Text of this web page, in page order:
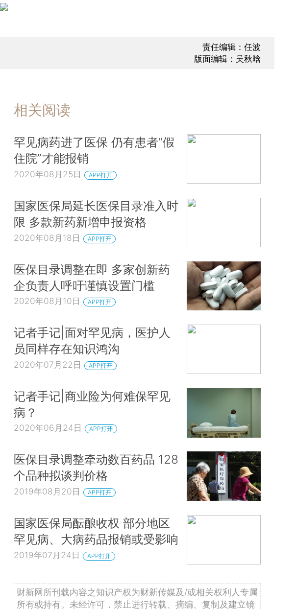
责任编辑：任波
版面编辑：吴秋晗
相关阅读
罕见病药进了医保 仍有患者“假
住院”才能报销
2020年08月25日 APP打开
国家医保局延长医保目录准入时
限 多款新药新增申报资格
2020年08月18日 APP打开
医保目录调整在即 多家创新药
企负责人呼吁谨慎设置门槛
2020年08月10日 APP打开
记者手记|面对罕见病，医护人
员同样存在知识鸿沟
2020年07月22日 APP打开
记者手记|商业险为何难保罕见
病？
2020年06月24日 APP打开
医保目录调整牵动数百药品 128
个品种拟谈判价格
2019年08月20日 APP打开
国家医保局酝酿收权 部分地区
罕见病、大病药品报销或受影响
2019年07月24日 APP打开
财新网所刊载内容之知识产权为财新传媒及/或相关权利人专属
所有或持有。未经许可，禁止进行转载、摘编、复制及建立镜